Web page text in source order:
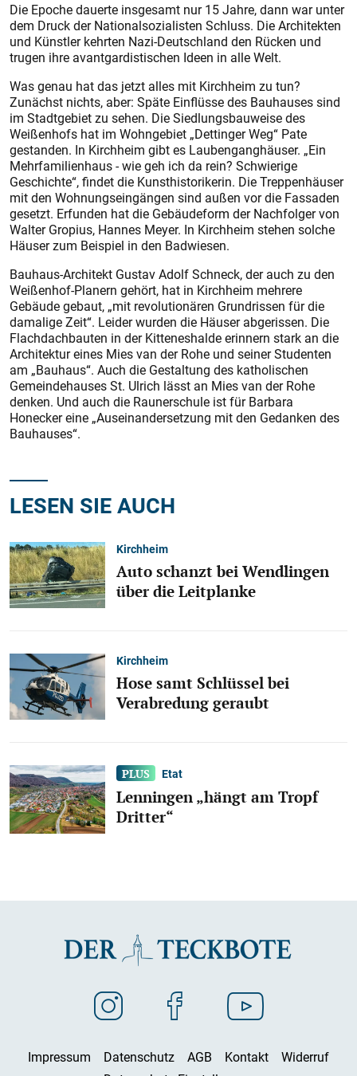
Die Epoche dauerte insgesamt nur 15 Jahre, dann war unter
dem Druck der Nationalsozialisten Schluss. Die Architekten
und Künstler kehrten Nazi-Deutschland den Rücken und
trugen ihre avantgardistischen Ideen in alle Welt.
Was genau hat das jetzt alles mit Kirchheim zu tun?
Zunächst nichts, aber: Späte Einflüsse des Bauhauses sind
im Stadtgebiet zu sehen. Die Siedlungsbauweise des
Weißenhofs hat im Wohngebiet „Dettinger Weg“ Pate
gestanden. In Kirchheim gibt es Laubenganghäuser. „Ein
Mehrfamilienhaus - wie geh ich da rein? Schwierige
Geschichte“, findet die Kunsthistorikerin. Die Treppenhäuser
mit den Wohnungseingängen sind außen vor die Fassaden
gesetzt. Erfunden hat die Gebäudeform der Nachfolger von
Walter Gropius, Hannes Meyer. In Kirchheim stehen solche
Häuser zum Beispiel in den Badwiesen.
Bauhaus-Architekt Gustav Adolf Schneck, der auch zu den
Weißenhof-Planern gehört, hat in Kirchheim mehrere
Gebäude gebaut, „mit revolutionären Grundrissen für die
damalige Zeit“. Leider wurden die Häuser abgerissen. Die
Flachdachbauten in der Kitteneshalde erinnern stark an die
Architektur eines Mies van der Rohe und seiner Studenten
am „Bauhaus“. Auch die Gestaltung des katholischen
Gemeindehauses St. Ulrich lässt an Mies van der Rohe
denken. Und auch die Raunerschule ist für Barbara
Honecker eine „Auseinandersetzung mit den Gedanken des
Bauhauses“.
LESEN SIE AUCH
Kirchheim
Auto schanzt bei Wendlingen
über die Leitplanke
Kirchheim
Hose samt Schlüssel bei
Verabredung geraubt
Etat
Lenningen „hängt am Tropf
Dritter“
Impressum Datenschutz AGB Kontakt
Widerruf